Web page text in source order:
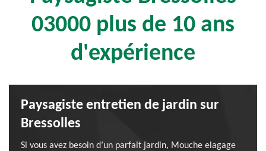
03000 plus de 10 ans
d'expérience
Paysagiste entretien de jardin sur
Bressolles
Si vous avez besoin d’un parfait jardin, Mouche elagage